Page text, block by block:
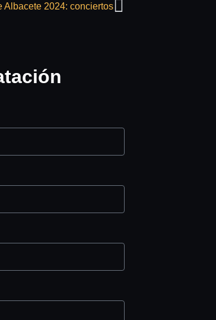
Albacete 2024: conciertos